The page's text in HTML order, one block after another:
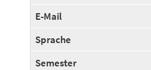
E-Mail
Sprache
Semester